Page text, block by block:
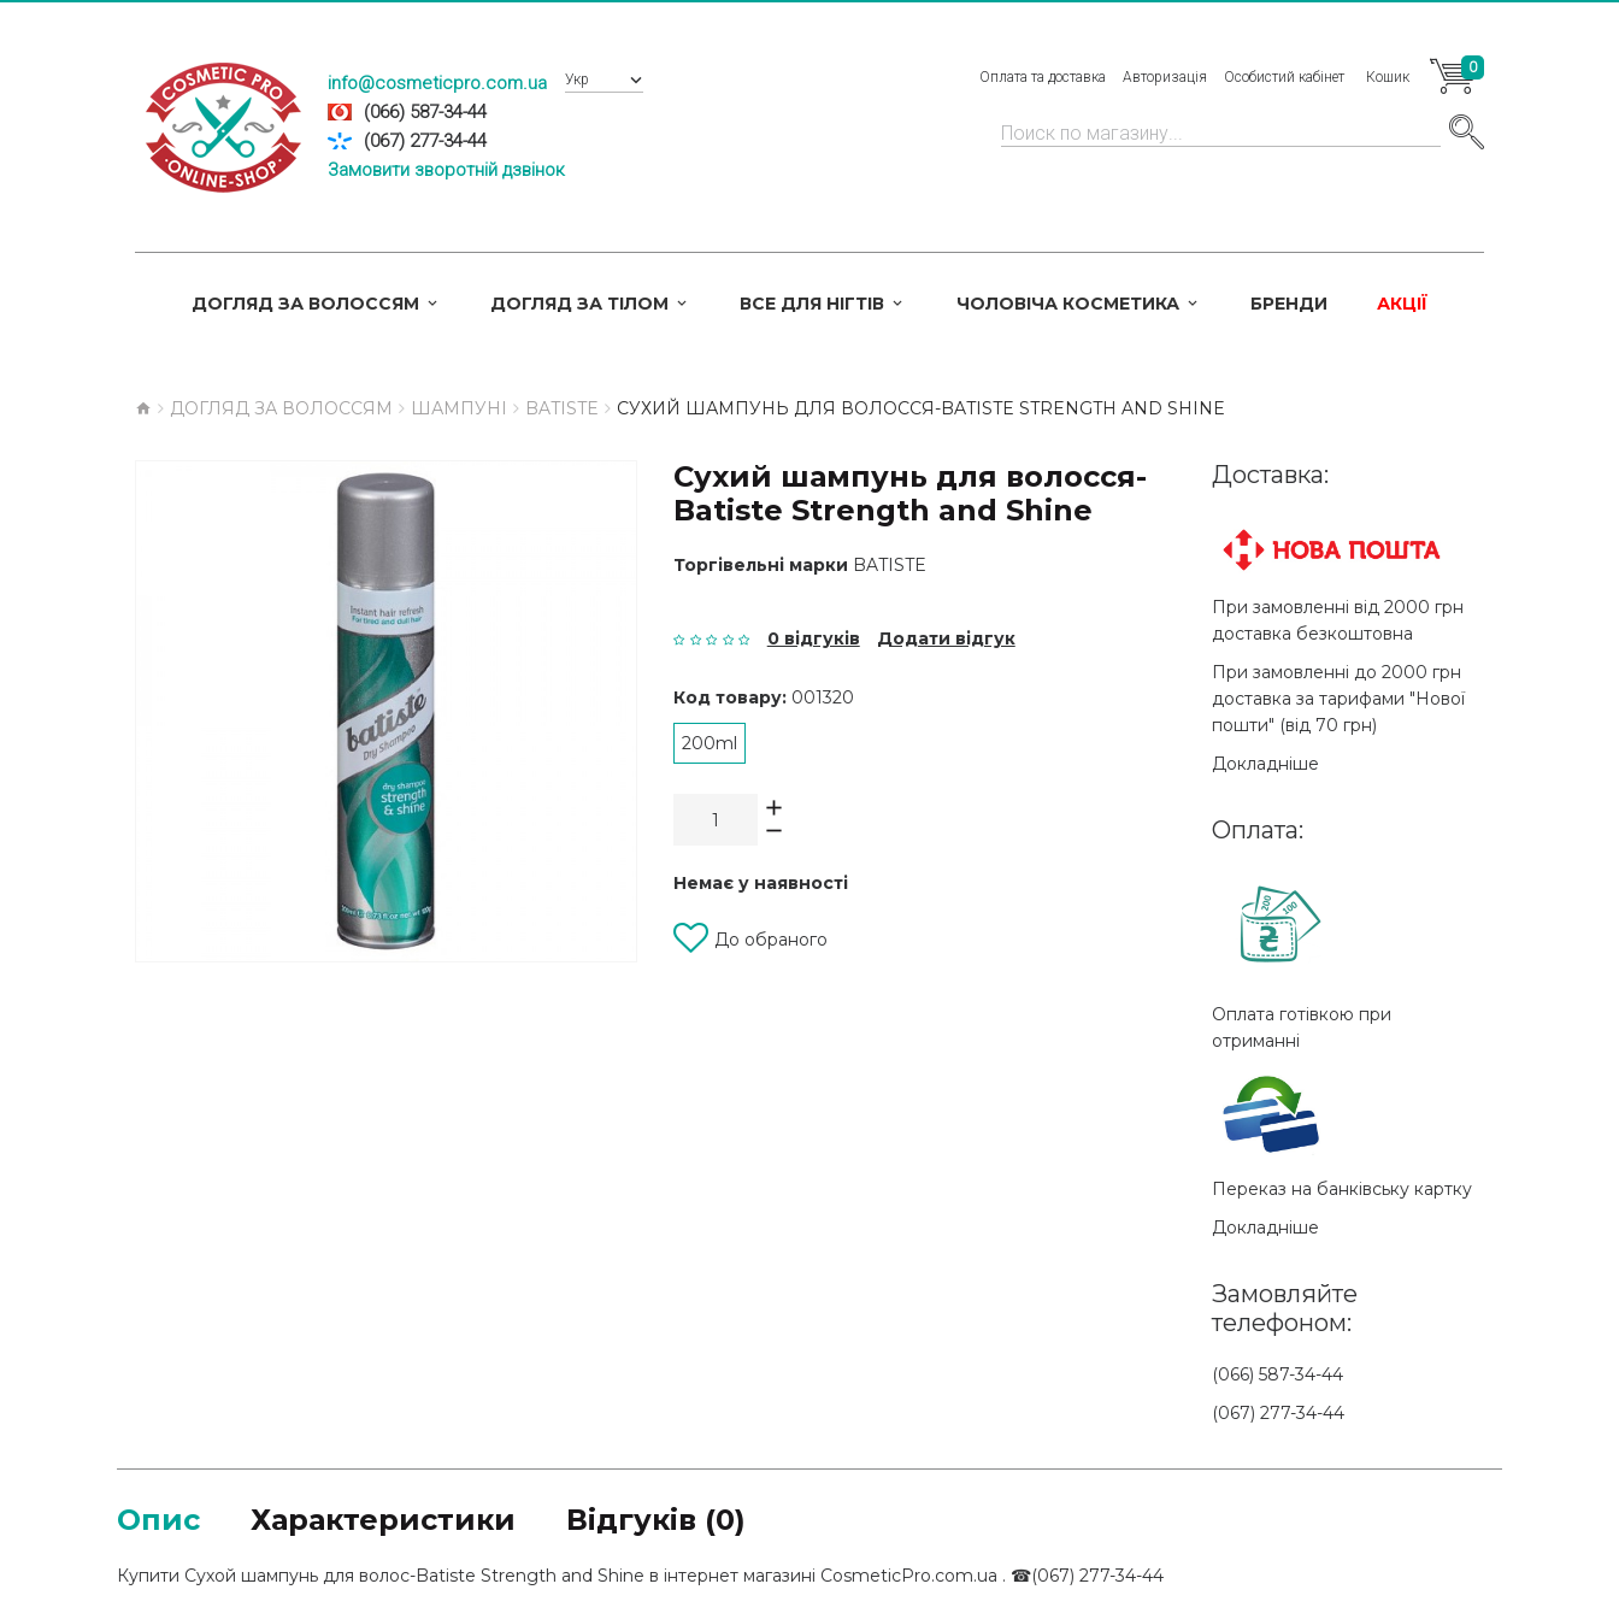
info@cosmeticpro.com.ua
(066) 587-34-44
(067) 277-34-44
Замовити зворотній дзвінок
Укр Кошик
0
Оплата та доставка Авторизація Особистий кабінет
ДОГЛЯД ЗА ВОЛОССЯМ ДОГЛЯД ЗА ТІЛОМ ВСЕ ДЛЯ НІГТІВ ЧОЛОВІЧА КОСМЕТИКА БРЕНДИ АКЦІЇ
ДОГЛЯД ЗА ВОЛОССЯМ ШАМПУНІ BATISTE СУХИЙ ШАМПУНЬ ДЛЯ ВОЛОССЯ-BATISTE STRENGTH AND SHINE
Сухий шампунь для волосся-
Batiste Strength and Shine
Торгівельні марки BATISTE
0 відгуків Додати відгук
Код товару: 001320
200ml
Немає у наявності
До обраного
Доставка:
При замовленні від 2000 грн
доставка безкоштовна
При замовленні до 2000 грн
доставка за тарифами "Нової
пошти" (від 70 грн)
Докладніше
Оплата:
Оплата готівкою при
отриманні
Переказ на банківську картку
Докладніше
Замовляйте
телефоном:
(066) 587-34-44
(067) 277-34-44
Опис Характеристики Відгуків (0)
Купити Сухой шампунь для волос-Batiste Strength and Shine в інтернет магазині CosmeticPro.com.ua . ☎(067) 277-34-44